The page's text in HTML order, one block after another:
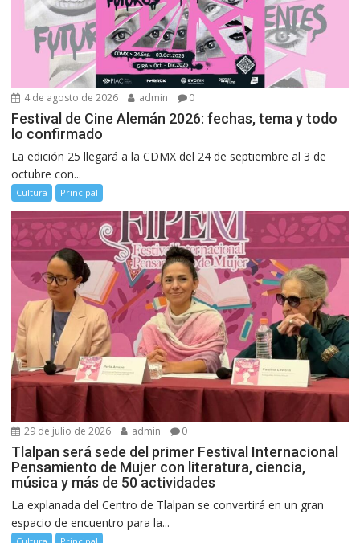
4 de agosto de 2026 admin 0
Festival de Cine Alemán 2026: fechas, tema y todo
lo confirmado
La edición 25 llegará a la CDMX del 24 de septiembre al 3 de
octubre con...
Cultura Principal
29 de julio de 2026 admin 0
Tlalpan será sede del primer Festival Internacional
Pensamiento de Mujer con literatura, ciencia,
música y más de 50 actividades
La explanada del Centro de Tlalpan se convertirá en un gran
espacio de encuentro para la...